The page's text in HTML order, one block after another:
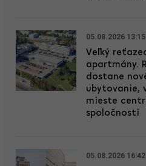
05.08.2026 13:15
Veľký
apartmány.
dostane
ubytovanie,
mieste
spoločnosti
05.08.2026 16:42